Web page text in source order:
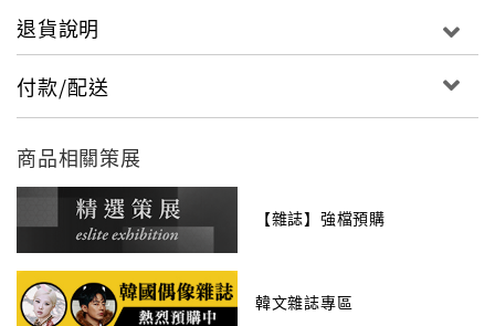
退貨說明
付款/配送
商品相關策展
【雜誌】強檔預購
韓文雜誌專區